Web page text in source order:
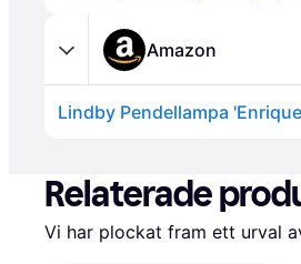
Amazon
Relaterade
Vi har plockat fram ett urval